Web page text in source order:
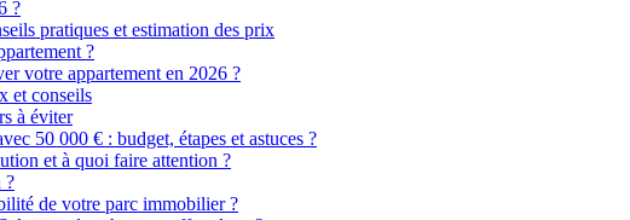
?
pratiques et estimation des prix
?
votre appartement en 2026 ?
et conseils
à éviter
50 000 € : budget, étapes et astuces ?
et à quoi faire attention ?
?
de votre parc immobilier ?